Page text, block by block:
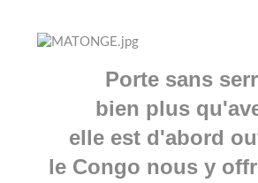
Porte sans
bien plus
elle est d'abord
le Congo nous y